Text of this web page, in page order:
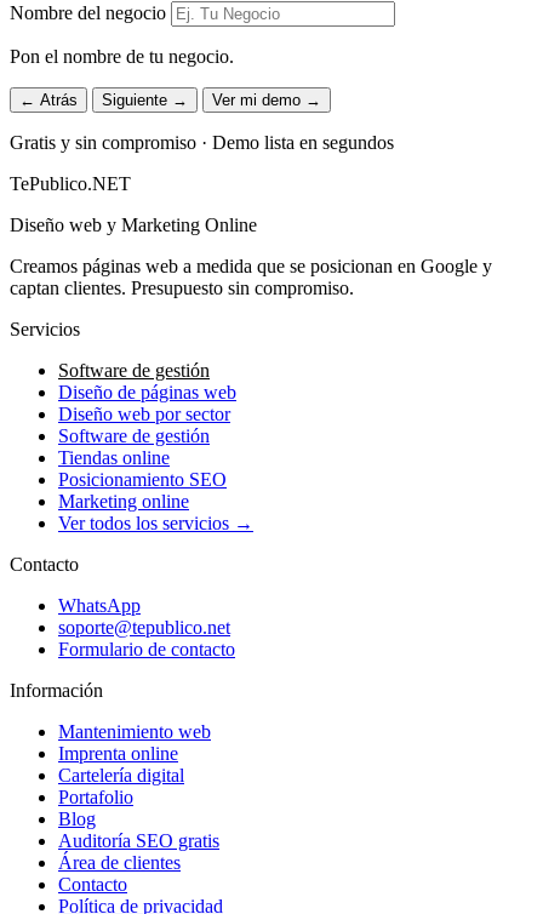
Nombre del negocio
Pon el nombre de tu negocio.
← Atrás Siguiente → Ver mi demo →
Gratis y sin compromiso · Demo lista en segundos
TePublico.NET
Diseño web y Marketing Online
Creamos páginas web a medida que se posicionan en Google y
captan clientes. Presupuesto sin compromiso.
Servicios
Software de gestión
Diseño de páginas web
Diseño web por sector
Software de gestión
Tiendas online
Posicionamiento SEO
Marketing online
Ver todos los servicios →
Contacto
WhatsApp
soporte@tepublico.net
Formulario de contacto
Información
Mantenimiento web
Imprenta online
Cartelería digital
Portafolio
Blog
Auditoría SEO gratis
Área de clientes
Contacto
Política de privacidad